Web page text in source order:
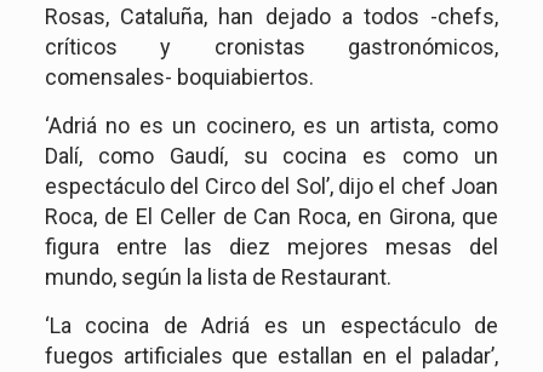
Rosas, Cataluña, han dejado a todos -chefs,
críticos y cronistas gastronómicos,
comensales- boquiabiertos.
‘Adriá no es un cocinero, es un artista, como
Dalí, como Gaudí, su cocina es como un
espectáculo del Circo del Sol’, dijo el chef Joan
Roca, de El Celler de Can Roca, en Girona, que
figura entre las diez mejores mesas del
mundo, según la lista de Restaurant.
‘La cocina de Adriá es un espectáculo de
fuegos artificiales que estallan en el paladar’,